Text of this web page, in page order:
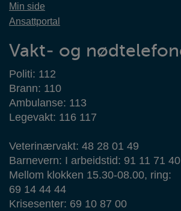
Min side
Ansattportal
Vakt- og
Politi: 112
Brann: 110
Ambulanse: 113
Legevakt: 116 117
Veterinærvakt: 48 28 01 49
Barnevern: I arbeidstid: 91 11 71 40
Mellom klokken 15.30-08.00, ring:
69 14 44 44
Krisesenter: 69 10 87 00